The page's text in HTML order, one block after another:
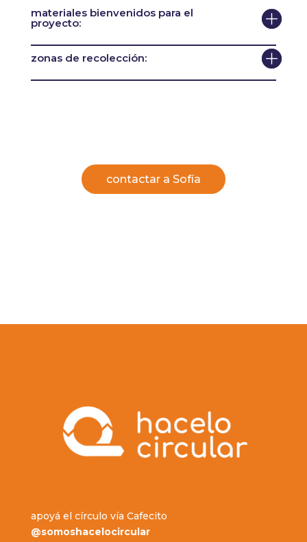
materiales bienvenidos para el
proyecto:
zonas de recolección:
contactar a Sofía
apoyá el círculo vía Cafecito
@somoshacelocircular